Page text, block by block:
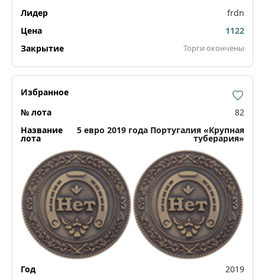
frdn
1122
Торги окончены
82
5 евро 2019 года Португалия «Крупная
туберария»
2019